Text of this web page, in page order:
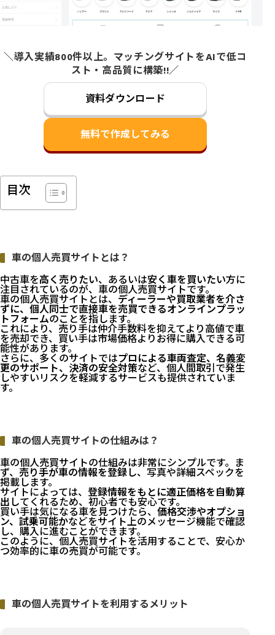
＼導入実績800件以上。マッチングサイトをAIで低コ
スト・高品質に構築!!／
資料ダウンロード
無料で作成してみる
目次
車の個人売買サイトとは？
中古車を高く売りたい、あるいは安く車を買いたい方に
注目されているのが、車の個人売買サイトです。
車の個人売買サイトとは、 ディーラーや買取業者を介さ
ずに、個人同士で直接車を売買できるオンラインプラッ
トフォームのことを指します。
これにより、売り手は仲介手数料を抑えてより高値で車
を売却でき、買い手は市場価格よりお得に購入できる可
能性があります。
さらに、多くのサイトではプロによる車両査定、名義変
更のサポート、決済の安全対策など、個人間取引で発生
しやすいリスクを軽減するサービスも提供されていま
す。
車の個人売買サイトの仕組みは？
車の個人売買サイトの仕組みは非常にシンプルです。ま
ず、 売り手が車の情報を登録し、写真や詳細スペックを
掲載します。
サイトによっては、 登録情報をもとに適正価格を自動算
出 してくれるため、初心者でも安心です。
買い手は気になる車を見つけたら、 価格交渉やオプショ
ン、試乗可能かなどをサイト上のメッセージ機能で確認
し、購入に進むことができます。
このように、個人売買サイトを活用することで、安心か
つ効率的に車の売買が可能です。
車の個人売買サイトを利用するメリット